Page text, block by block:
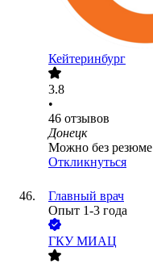
Кейтеринбург
3.8
•
46 отзывов
Донецк
Можно без резюме
Откликнуться
Главный врач
Опыт 1-3 года
ГКУ МИАЦ